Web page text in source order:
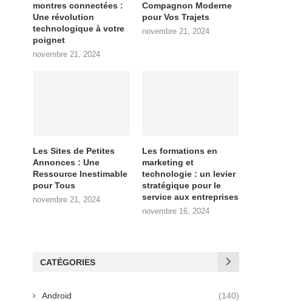
montres connectées :
Une révolution
technologique à votre
poignet
novembre 21, 2024
Compagnon Moderne
pour Vos Trajets
novembre 21, 2024
Les Sites de Petites
Annonces : Une
Ressource Inestimable
pour Tous
novembre 21, 2024
Les formations en
marketing et
technologie : un levier
stratégique pour le
service aux entreprises
novembre 16, 2024
CATÉGORIES
Android (140)